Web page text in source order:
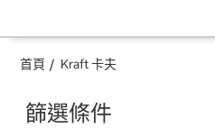
首頁 Kraft 卡夫
篩選條件